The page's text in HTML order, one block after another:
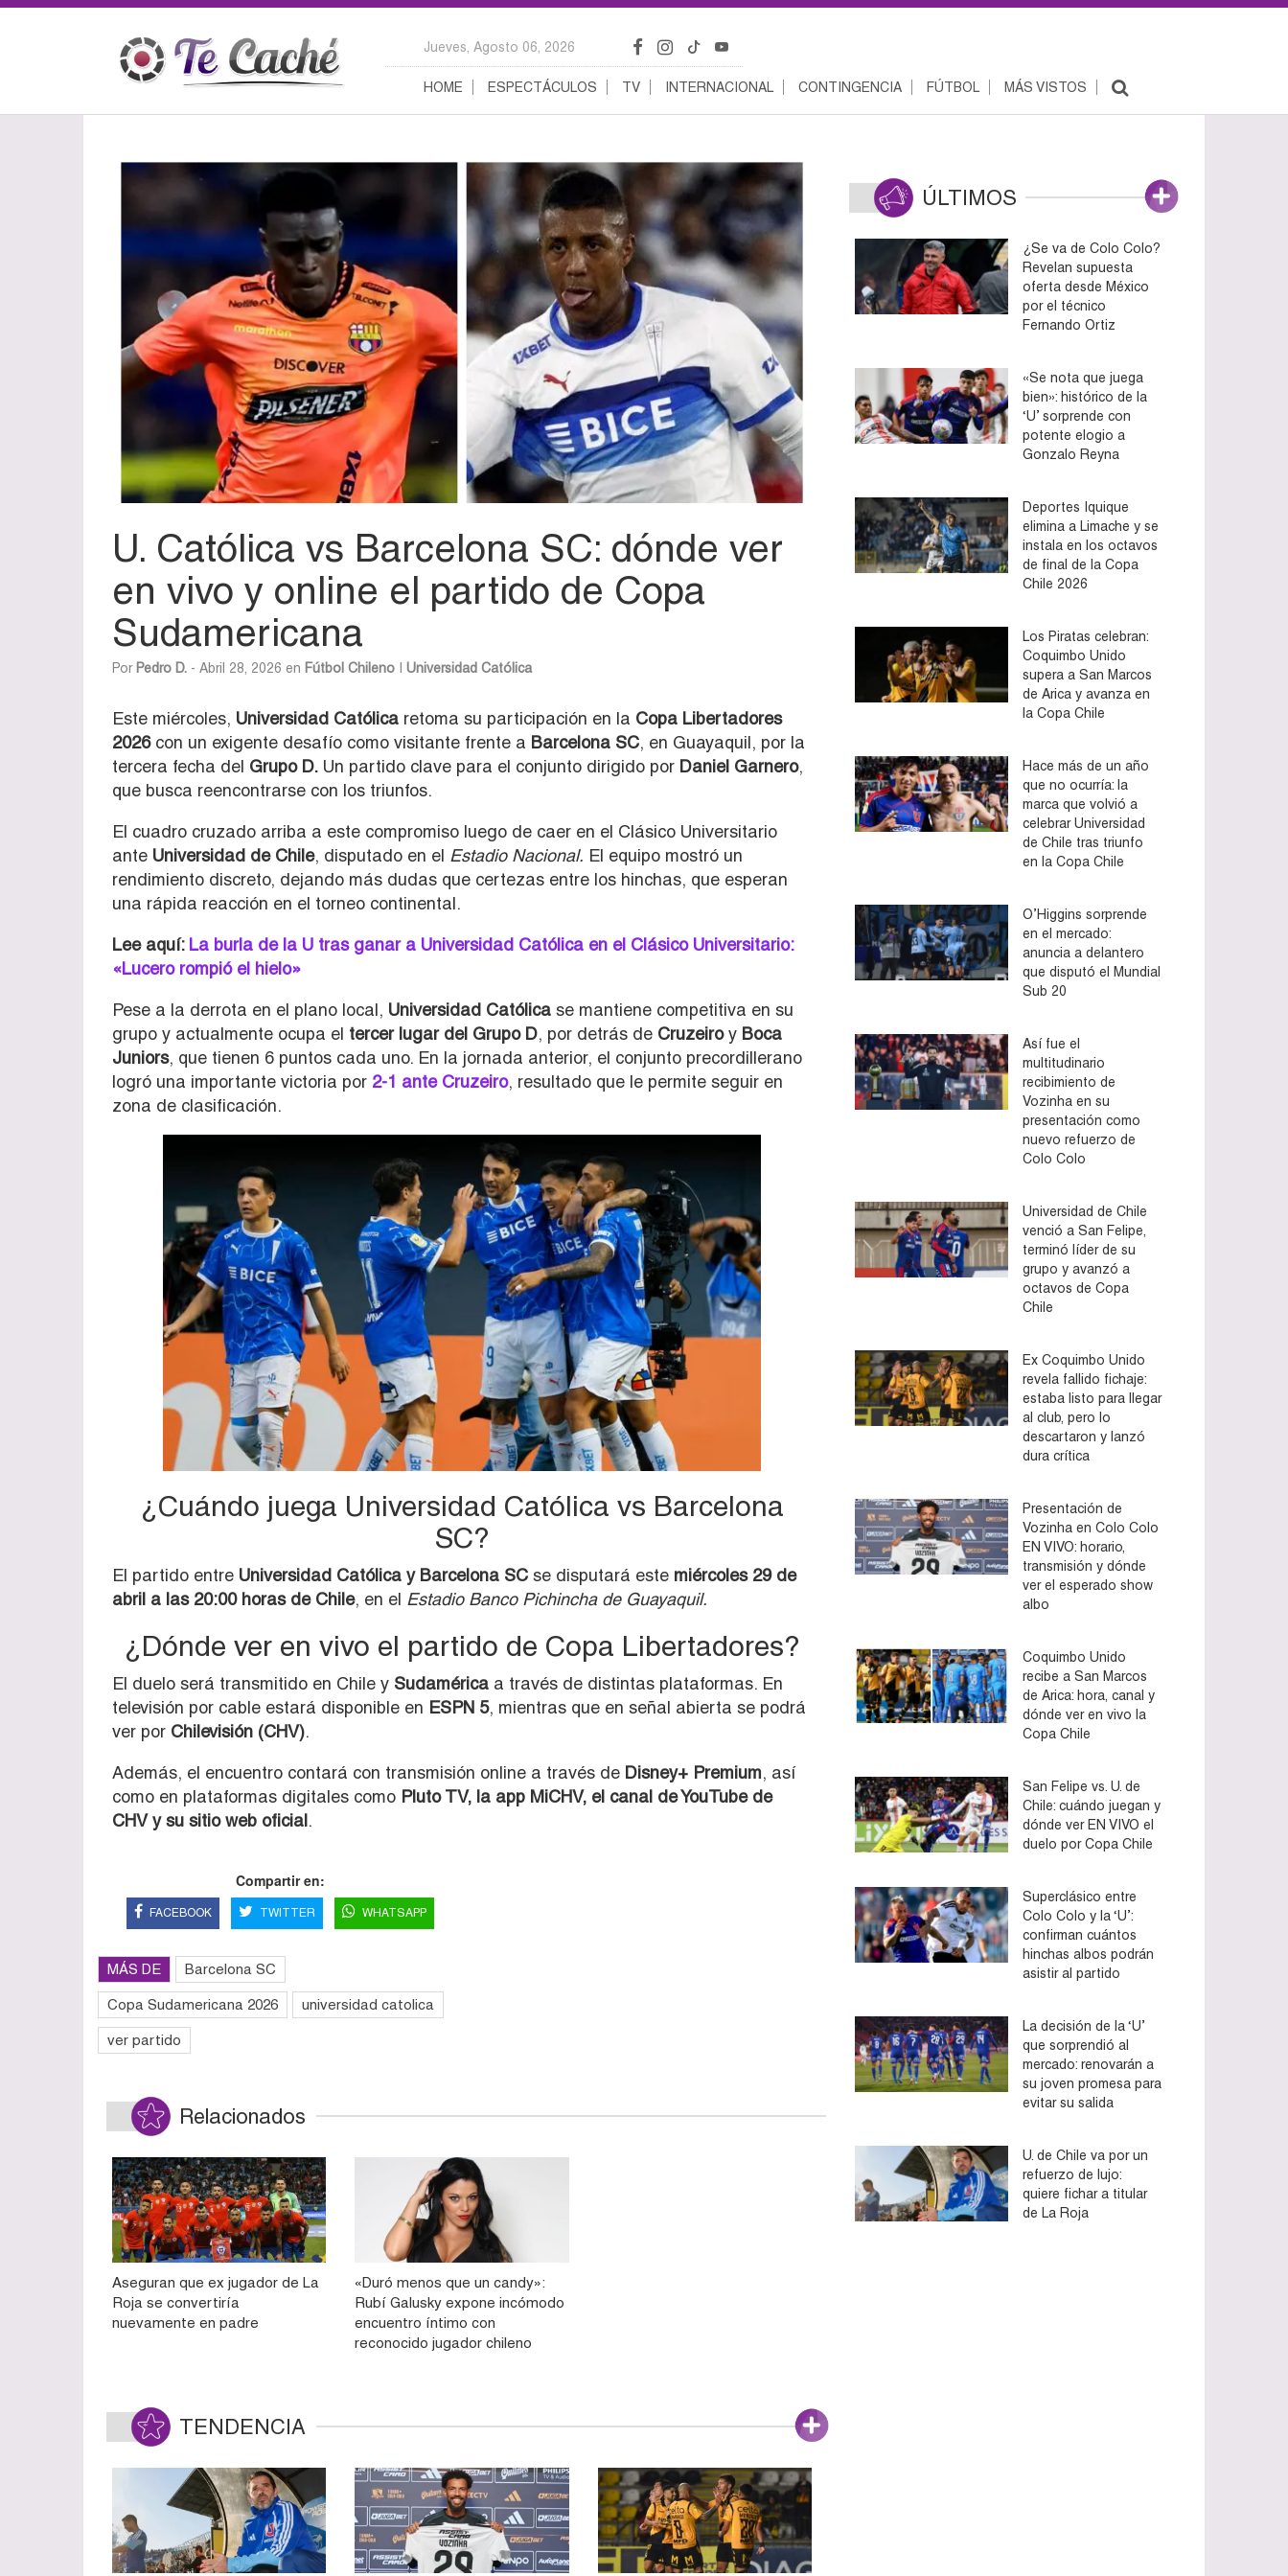
Jueves, Agosto 06, 2026
HOME ESPECTÁCULOS TV INTERNACIONAL CONTINGENCIA FÚTBOL MÁS VISTOS
U. Católica vs Barcelona SC: dónde ver
en vivo y online el partido de Copa
Sudamericana
Por Pedro D. - Abril 28, 2026 en Fútbol Chileno Universidad Católica
Este miércoles, Universidad Católica retoma su participación en la Copa Libertadores
2026con un exigente desafío como visitante frente a Barcelona SC, en Guayaquil, por la
tercera fecha del Grupo D. Un partido clave para el conjunto dirigido por Daniel Garnero,
que busca reencontrarse con los triunfos.
El cuadro cruzado arriba a este compromiso luego de caer en el Clásico Universitario
ante Universidad de Chile, disputado en el Estadio Nacional. El equipo mostró un
rendimiento discreto, dejando más dudas que certezas entre los hinchas, que esperan
una rápida reacción en el torneo continental.
Lee aquí: La burla de la U tras ganar a Universidad Católica en el Clásico Universitario:
«Lucero rompió el hielo»
Pese a la derrota en el plano local, Universidad Católica se mantiene competitiva en su
grupo y actualmente ocupa el tercer lugar del Grupo D, por detrás de Cruzeiroy Boca
Juniors, que tienen 6 puntos cada uno. En la jornada anterior, el conjunto precordillerano
logró una importante victoria por 2-1 ante Cruzeiro, resultado que le permite seguir en
zona de clasificación.
¿Cuándo juega Universidad Católica vs Barcelona
SC?
El partido entre Universidad Católica y Barcelona SC se disputará este miércoles 29 de
abril a las 20:00 horas de Chile, en el Estadio Banco Pichincha de Guayaquil.
¿Dónde ver en vivo el partido de Copa Libertadores?
El duelo será transmitido en Chile y Sudamérica a través de distintas plataformas. En
televisión por cable estará disponible en ESPN 5, mientras que en señal abierta se podrá
ver por Chilevisión (CHV).
Además, el encuentro contará con transmisión online a través de Disney+ Premium, así
como en plataformas digitales como Pluto TV, la app MiCHV, el canal de YouTube de
CHV y su sitio web oficial.
Compartir en:
FACEBOOK TWITTER WHATSAPP
MÁS DE Barcelona SC
Copa Sudamericana 2026 universidad catolica
ver partido
Relacionados
Aseguran que ex jugador de La
Roja se convertiría
nuevamente en padre
«Duró menos que un candy»:
Rubí Galusky expone incómodo
encuentro íntimo con
reconocido jugador chileno
TENDENCIA
ÚLTIMOS
¿Se va de Colo Colo?
Revelan supuesta
oferta desde México
por el técnico
Fernando Ortiz
«Se nota que juega
bien»: histórico de la
‘U’ sorprende con
potente elogio a
Gonzalo Reyna
Deportes Iquique
elimina a Limache y se
instala en los octavos
de final de la Copa
Chile 2026
Los Piratas celebran:
Coquimbo Unido
supera a San Marcos
de Arica y avanza en
la Copa Chile
Hace más de un año
que no ocurría: la
marca que volvió a
celebrar Universidad
de Chile tras triunfo
en la Copa Chile
O’Higgins sorprende
en el mercado:
anuncia a delantero
que disputó el Mundial
Sub 20
Así fue el
multitudinario
recibimiento de
Vozinha en su
presentación como
nuevo refuerzo de
Colo Colo
Universidad de Chile
venció a San Felipe,
terminó líder de su
grupo y avanzó a
octavos de Copa
Chile
Ex Coquimbo Unido
revela fallido fichaje:
estaba listo para llegar
al club, pero lo
descartaron y lanzó
dura crítica
Presentación de
Vozinha en Colo Colo
EN VIVO: horario,
transmisión y dónde
ver el esperado show
albo
Coquimbo Unido
recibe a San Marcos
de Arica: hora, canal y
dónde ver en vivo la
Copa Chile
San Felipe vs. U. de
Chile: cuándo juegan y
dónde ver EN VIVO el
duelo por Copa Chile
Superclásico entre
Colo Colo y la ‘U’:
confirman cuántos
hinchas albos podrán
asistir al partido
La decisión de la ‘U’
que sorprendió al
mercado: renovarán a
su joven promesa para
evitar su salida
U. de Chile va por un
refuerzo de lujo:
quiere fichar a titular
de La Roja